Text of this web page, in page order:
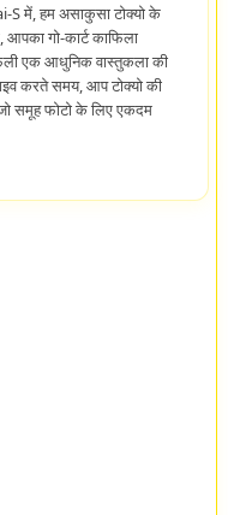
में, हम असाकुसा टोक्यो के
गो-कार्ट काफिला
फैली एक आधुनिक वास्तुकला की
करते समय, आप टोक्यो की
समूह फोटो के लिए एकदम